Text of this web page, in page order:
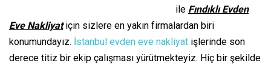
ile Fındıklı Evden
Eve Nakliyatiçin sizlere en yakın firmalardan biri
konumundayız. İstanbul evden eve nakliyat işlerinde son
derece titiz bir ekip çalışması yürütmekteyiz. Hiç bir şekilde